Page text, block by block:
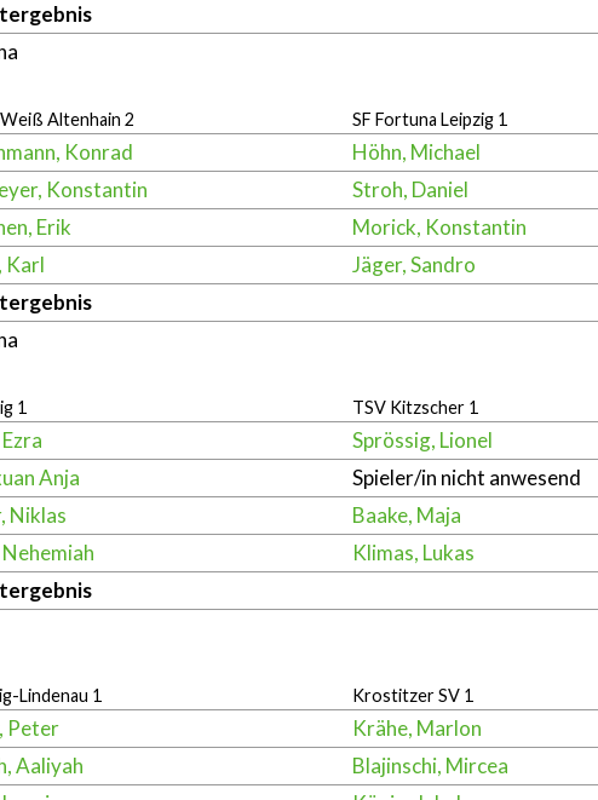
Altenhain 2 SF Fortuna Leipzig 1
Konrad Höhn, Michael
Konstantin Stroh, Daniel
Erik Morick, Konstantin
Karl Jäger, Sandro
1 TSV Kitzscher 1
Sprössig, Lionel
Anja Spieler/in nicht anwesend
Niklas Baake, Maja
Klimas, Lukas
Lindenau 1 Krostitzer SV 1
Peter Krähe, Marlon
Aaliyah Blajinschi, Mircea